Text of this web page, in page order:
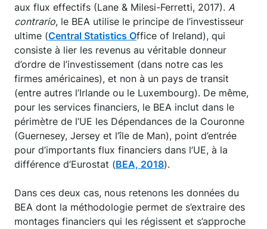
aux flux effectifs (Lane & Milesi-Ferretti, 2017). A
contrario, le BEA utilise le principe de l’investisseur
ultime (Central Statistics Office of Ireland), qui
consiste à lier les revenus au véritable donneur
d’ordre de l’investissement (dans notre cas les
firmes américaines), et non à un pays de transit
(entre autres l’Irlande ou le Luxembourg). De même,
pour les services financiers, le BEA inclut dans le
périmètre de l’UE les Dépendances de la Couronne
(Guernesey, Jersey et l’île de Man), point d’entrée
pour d’importants flux financiers dans l’UE, à la
différence d’Eurostat (BEA, 2018).
Dans ces deux cas, nous retenons les données du
BEA dont la méthodologie permet de s’extraire des
montages financiers qui les régissent et s’approche